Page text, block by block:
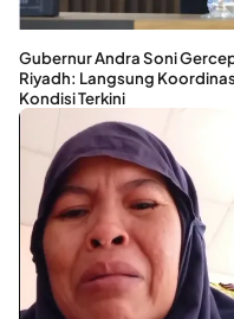
Gubernur Andra Soni
Riyadh: Langsung
Kondisi Terkini